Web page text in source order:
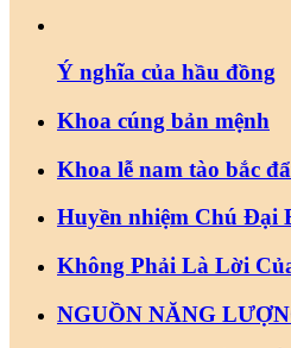
Ý nghĩa của hầu đồng
Khoa cúng bản mệnh
Khoa lễ nam tào bắc
Huyền nhiệm Chú Đại
Không Phải Là Lời
NGUỒN NĂNG